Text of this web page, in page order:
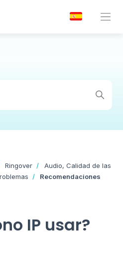
Ringover
Audio, Calidad de las
Recomendaciones
IP usar?